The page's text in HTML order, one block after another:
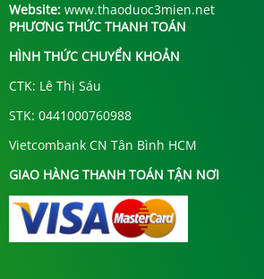
Website: www.thaoduoc3mien.net
PHƯƠNG THỨC THANH TOÁN
HÌNH THỨC CHUYỂN KHOẢN
CTK: Lê Thị Sáu
STK: 0441000760988
Vietcombank CN Tân Bình HCM
GIAO HÀNG THANH TOÁN TẬN NƠI